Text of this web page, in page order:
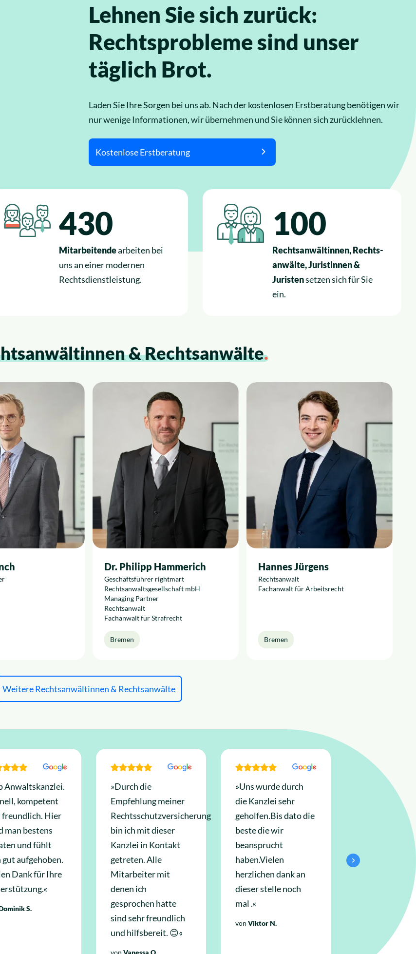
Lehnen Sie sich zurück:
Rechtsprobleme sind unser
täglich Brot.
Laden Sie Ihre Sorgen bei uns ab. Nach der kostenlosen Erstberatung benötigen wir
nur wenige Informationen, wir übernehmen und Sie können sich zurücklehnen.
Kostenlose Erstberatung
430
Mitarbeitendearbeiten bei
uns an einer modernen
Rechtsdienstleistung.
100
Rechtsanwältinnen, Rechts-
anwälte, Juristinnen &
Juristensetzen sich für Sie
ein.
& Rechtsanwälte.
Dr. Philipp Hammerich
Geschäftsführer rightmart
Rechtsanwaltsgesellschaft mbH
Managing Partner
Rechtsanwalt
Fachanwalt für Strafrecht
Bremen
Hannes Jürgens
Rechtsanwalt
Fachanwalt für Arbeitsrecht
Bremen
Weitere Rechtsanwältinnen & Rechtsanwälte
Anwaltskanzlei.
kompetent
freundlich. Hier
man bestens
und fühlt
gut aufgehoben.
Dank für Ihre
S.
»Durch die
Empfehlung meiner
Rechtsschutzversicherung
bin ich mit dieser
Kanzlei in Kontakt
getreten. Alle
Mitarbeiter mit
denen ich
gesprochen hatte
sind sehr freundlich
und hilfsbereit. 😊«
von Vanessa O.
»Uns wurde durch
die Kanzlei sehr
geholfen.Bis dato die
beste die wir
beansprucht
haben.Vielen
herzlichen dank an
dieser stelle noch
mal .«
von Viktor N.
»Ich bedanke
sehr für die
Behandlung
schnelle
und rate